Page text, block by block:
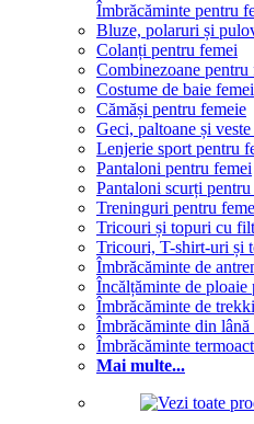
Îmbrăcăminte pentru
Bluze, polaruri și
Colanți pentru femei
Combinezoane pentru
Costume de baie femei
Cămăși pentru femeie
Geci, paltoane și
Lenjerie sport pentru
Pantaloni pentru femei
Pantaloni scurți pentru
Treninguri pentru
Tricouri și topuri cu
Tricouri, T-shirt-uri și
Îmbrăcăminte de
Încălțăminte de ploaie
Îmbrăcăminte de
Îmbrăcăminte din
Îmbrăcăminte
Mai multe...